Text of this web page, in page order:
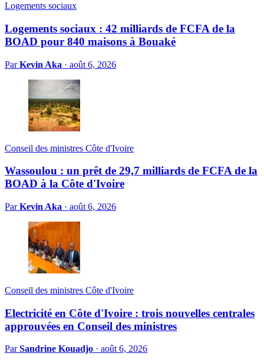
Logements sociaux
Logements sociaux : 42 milliards de FCFA de la
BOAD pour 840 maisons à Bouaké
ParKevin Aka · août 6, 2026
Conseil des ministres Côte d'Ivoire
Wassoulou : un prêt de 29,7 milliards de FCFA de la
BOAD à la Côte d'Ivoire
ParKevin Aka · août 6, 2026
Conseil des ministres Côte d'Ivoire
Electricité en Côte d'Ivoire : trois nouvelles centrales
approuvées en Conseil des ministres
ParSandrine Kouadjo · août 6, 2026